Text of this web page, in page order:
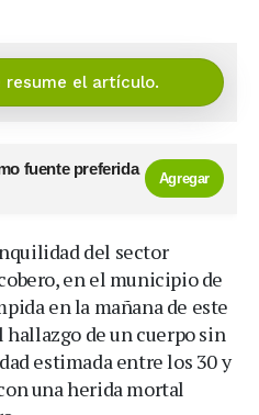
resume el artículo.
fuente preferida
Agregar
del sector
en el municipio de
en la mañana de este
de un cuerpo sin
estimada entre los 30 y
una herida mortal